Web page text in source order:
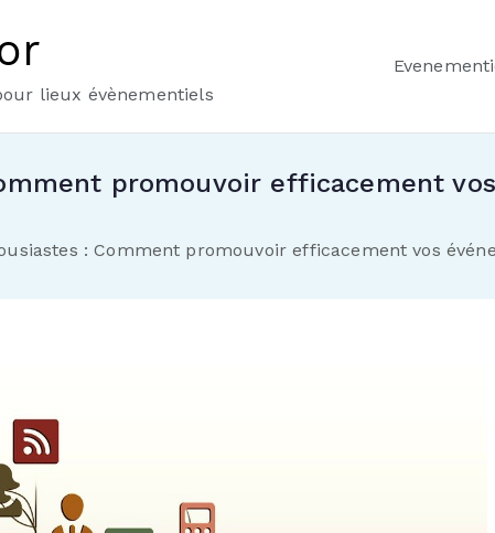
lieux évènementiels
promouvoir efficacement
: Comment promouvoir efficacement vos